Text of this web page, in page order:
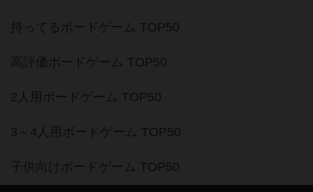
持ってるボードゲーム TOP50
高評価ボードゲーム TOP50
2人用ボードゲーム TOP50
3～4人用ボードゲーム TOP50
子供向けボードゲーム TOP50